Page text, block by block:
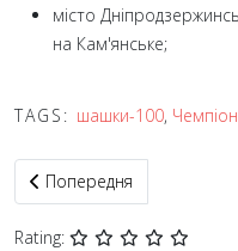
місто
на Кам'янське;
TAGS: шашки-100,
Попередня стаття:
Попередня
Rating: